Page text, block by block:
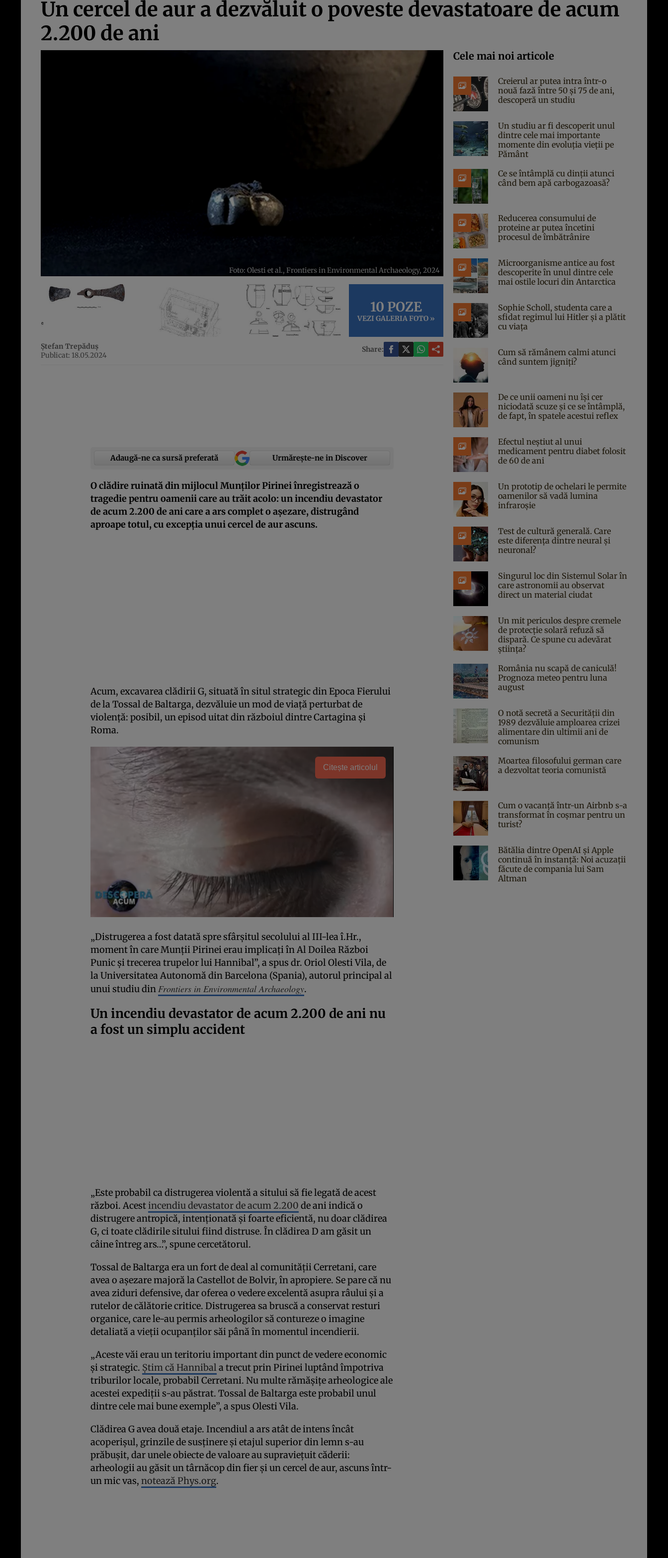
Un cercel de aur a dezvăluit o poveste devastatoare de acum
2.200 de ani
Foto: Olesti et al., Frontiers in Environmental Archaeology, 2024
10 POZE
VEZI GALERIA FOTO »
Ștefan Trepăduș
Publicat: 18.05.2024
Share:
Adaugă-ne ca sursă preferată Urmărește-ne in Discover
O clădire ruinată din mijlocul Munților Pirinei înregistrează o
tragedie pentru oamenii care au trăit acolo: un incendiu devastator
de acum 2.200 de ani care a ars complet o așezare, distrugând
aproape totul, cu excepția unui cercel de aur ascuns.
Acum, excavarea clădirii G, situată în situl strategic din Epoca Fierului
de la Tossal de Baltarga, dezvăluie un mod de viață perturbat de
violență: posibil, un episod uitat din războiul dintre Cartagina și
Roma.
Citește articolul
„Distrugerea a fost datată spre sfârșitul secolului al III-lea î.Hr.,
moment în care Munții Pirinei erau implicați în Al Doilea Război
Punic și trecerea trupelor lui Hannibal”, a spus dr. Oriol Olesti Vila, de
la Universitatea Autonomă din Barcelona (Spania), autorul principal al
unui studiu dinFrontiers in Environmental Archaeology.
Un incendiu devastator de acum 2.200 de ani nu
a fost un simplu accident
„Este probabil ca distrugerea violentă a sitului să fie legată de acest
război. Acestincendiu devastator de acum 2.200 de ani indică o
distrugere antropică, intenționată și foarte eficientă, nu doar clădirea
G, ci toate clădirile sitului fiind distruse. În clădirea D am găsit un
câine întreg ars…”, spune cercetătorul.
Tossal de Baltarga era un fort de deal al comunității Cerretani, care
avea o așezare majoră la Castellot de Bolvir, în apropiere. Se pare că nu
avea ziduri defensive, dar oferea o vedere excelentă asupra râului și a
rutelor de călătorie critice. Distrugerea sa bruscă a conservat resturi
organice, care le-au permis arheologilor să contureze o imagine
detaliată a vieții ocupanților săi până în momentul incendierii.
„Aceste văi erau un teritoriu important din punct de vedere economic
și strategic. Știm că Hannibal a trecut prin Pirinei luptând împotriva
triburilor locale, probabil Cerretani. Nu multe rămășițe arheologice ale
acestei expediții s-au păstrat. Tossal de Baltarga este probabil unul
dintre cele mai bune exemple”, a spus Olesti Vila.
Clădirea G avea două etaje. Incendiul a ars atât de intens încât
acoperișul, grinzile de susținere și etajul superior din lemn s-au
prăbușit, dar unele obiecte de valoare au supraviețuit căderii:
arheologii au găsit un târnăcop din fier și un cercel de aur, ascuns într-
un mic vas, notează Phys.org.
Cele mai noi articole
Creierul ar putea intra într-o
nouă fază între 50 și 75 de ani,
descoperă un studiu
Un studiu ar fi descoperit unul
dintre cele mai importante
momente din evoluția vieții pe
Pământ
Ce se întâmplă cu dinții atunci
când bem apă carbogazoasă?
Reducerea consumului de
proteine ar putea încetini
procesul de îmbătrânire
Microorganisme antice au fost
descoperite în unul dintre cele
mai ostile locuri din Antarctica
Sophie Scholl, studenta care a
sfidat regimul lui Hitler și a plătit
cu viața
Cum să rămânem calmi atunci
când suntem jigniți?
De ce unii oameni nu își cer
niciodată scuze și ce se întâmplă,
de fapt, în spatele acestui reflex
Efectul neștiut al unui
medicament pentru diabet folosit
de 60 de ani
Un prototip de ochelari le permite
oamenilor să vadă lumina
infraroșie
Test de cultură generală. Care
este diferența dintre neural și
neuronal?
Singurul loc din Sistemul Solar în
care astronomii au observat
direct un material ciudat
Un mit periculos despre cremele
de protecție solară refuză să
dispară. Ce spune cu adevărat
știința?
România nu scapă de caniculă!
Prognoza meteo pentru luna
august
O notă secretă a Securității din
1989 dezvăluie amploarea crizei
alimentare din ultimii ani de
comunism
Moartea filosofului german care
a dezvoltat teoria comunistă
Cum o vacanță într-un Airbnb s-a
transformat în coșmar pentru un
turist?
Bătălia dintre OpenAI și Apple
continuă în instanță: Noi acuzații
făcute de compania lui Sam
Altman